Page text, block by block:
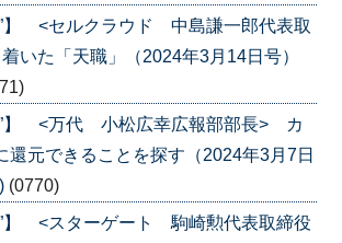
”】 <セルクラウド 中島謙一郎代表取
いた「天職」（2024年3月14日号）
”】 <万代 小松広幸広報部部長> カ
還元できることを探す（2024年3月7日
(0770)
”】 <スターゲート 駒崎勲代表取締役